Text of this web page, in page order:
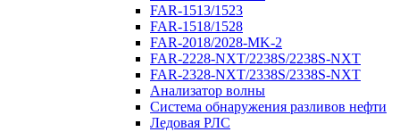
FAR-1513/1523
FAR-1518/1528
FAR-2018/2028-MK-2
FAR-2228-NXT/2238S/2238S-NXT
FAR-2328-NXT/2338S/2338S-NXT
Анализатор волны
Система обнаружения разливов нефти
Ледовая РЛС